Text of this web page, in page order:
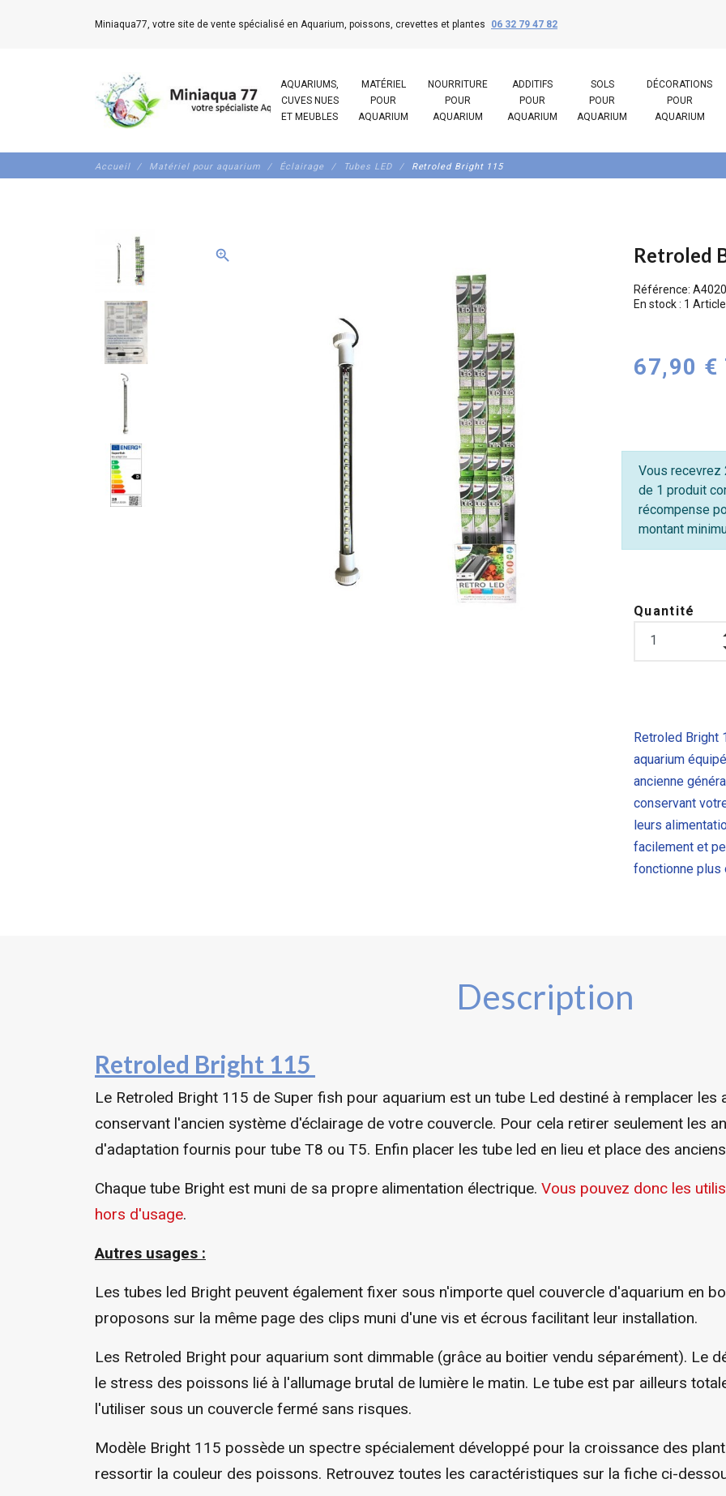
Miniaqua77, votre site de vente spécialisé en Aquarium, poissons, crevettes et plantes 06 32 79 47 82
AQUARIUMS,
CUVES NUES
ET MEUBLES
MATÉRIEL
POUR
AQUARIUM
NOURRITURE
POUR
AQUARIUM
ADDITIFS
POUR
AQUARIUM
SOLS
POUR
AQUARIUM
DÉCORATIONS
POUR
AQUARIUM
Accueil Matériel pour aquarium Éclairage Tubes LED Retroled Bright 115
zoom_in Retroled
Référence:
En stock : 1 Article
67,90 €
Vous recevrez
de 1 produit
récompense
montant
Quantité
Retroled Bright
aquarium
ancienne
conservant
leurs
facilement et
fonctionne plus
Description
Retroled Bright 115
Le Retroled Bright 115 de Super fish pour aquarium est un tube Led destiné à remplacer les
conservant l'ancien système d'éclairage de votre couvercle. Pour cela retirer seulement les
d'adaptation fournis pour tube T8 ou T5. Enfin placer les tube led en lieu et place des
Chaque tube Bright est muni de sa propre alimentation électrique. Vous pouvez donc les
hors d'usage.
Autres usages :
Les tubes led Bright peuvent également fixer sous n'importe quel couvercle d'aquarium en
proposons sur la même page des clips muni d'une vis et écrous facilitant leur installation.
Les Retroled Bright pour aquarium sont dimmable (grâce au boitier vendu séparément). Le
le stress des poissons lié à l'allumage brutal de lumière le matin. Le tube est par ailleurs
l'utiliser sous un couvercle fermé sans risques.
Modèle Bright 115 possède un spectre spécialement développé pour la croissance des
ressortir la couleur des poissons. Retrouvez toutes les caractéristiques sur la fiche ci-